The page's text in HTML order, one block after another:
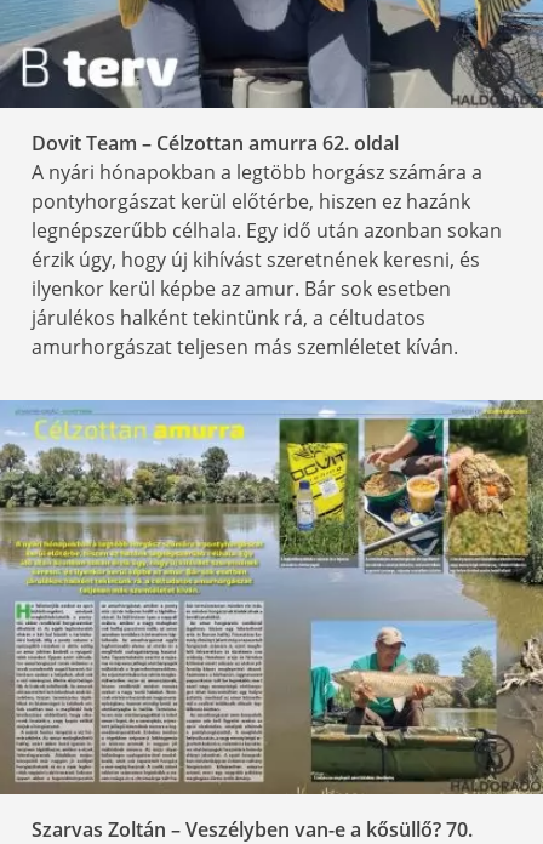
Dovit Team – Célzottan amurra 62. oldal
A nyári hónapokban a legtöbb horgász számára a
pontyhorgászat kerül előtérbe, hiszen ez hazánk
legnépszerűbb célhala. Egy idő után azonban sokan
érzik úgy, hogy új kihívást szeretnének keresni, és
ilyenkor kerül képbe az amur. Bár sok esetben
járulékos halként tekintünk rá, a céltudatos
amurhorgászat teljesen más szemléletet kíván.
Szarvas Zoltán – Veszélyben van-e a kősüllő? 70.